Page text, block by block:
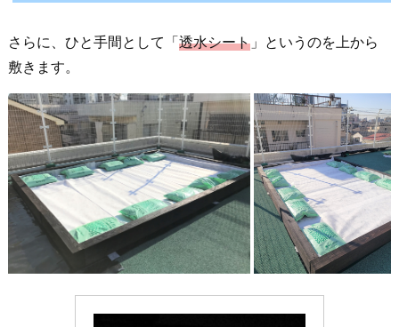
さらに、ひと手間として「透水シート 」というのを上から
敷きます。